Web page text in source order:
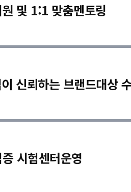
및 1:1 맞춤멘토링
신뢰하는 브랜드대상
시험센터운영